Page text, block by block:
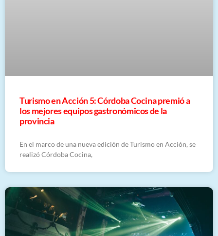
Turismo en Acción 5: Córdoba Cocina premió a
los mejores equipos gastronómicos de la
provincia
En el marco de una nueva edición de Turismo en Acción, se
realizó Córdoba Cocina,